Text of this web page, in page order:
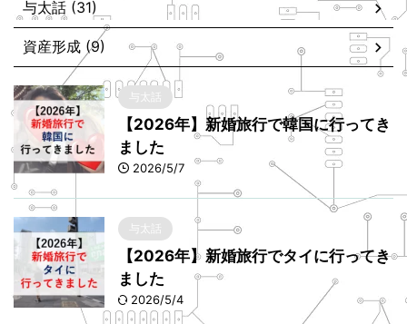
与太話 (31)
資産形成 (9)
与太話
【2026年】新婚旅行で韓国に行ってき
ました
2026/5/7
与太話
【2026年】新婚旅行でタイに行ってき
ました
2026/5/4